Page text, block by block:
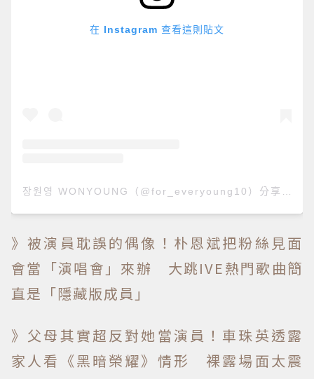
在 Instagram 查看這則貼文
》被演員耽誤的偶像！朴恩斌把粉絲見面
會當「演唱會」來辦 大跳IVE熱門歌曲簡
直是「隱藏版成員」
》父母其實超反對她當演員！車珠英透露
家人看《黑暗榮耀》情形 裸露場面太震